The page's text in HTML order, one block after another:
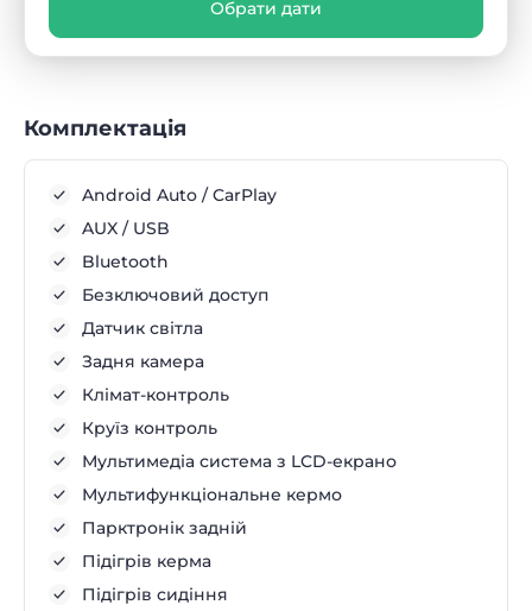
Обрати дати
Комплектація
Android Auto / CarPlay
AUX / USB
Bluetooth
Безключовий доступ
Датчик світла
Задня камера
Клімат-контроль
Круїз контроль
Мультимедіа система з LCD-екрано
Мультифункціональне кермо
Парктронік задній
Підігрів керма
Підігрів сидіння